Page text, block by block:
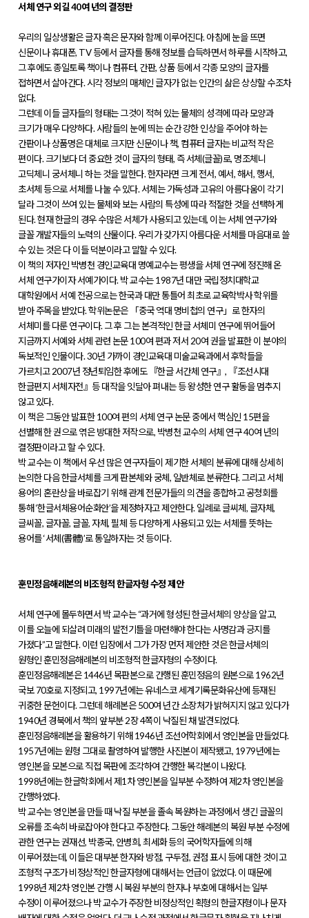
서체 연구 외길 40여 년의 결정판
우리의 일상생활은 글자 혹은 문자와 함께 이루어진다. 아침에 눈을 뜨면
신문이나 휴대폰, TV 등에서 글자를 통해 정보를 습득하면서 하루를 시작하고,
그 후에도 종일토록 책이나 컴퓨터, 간판, 상품 등에서 각종 모양의 글자를
접하면서 살아간다. 시각 정보의 매체인 글자가 없는 인간의 삶은 상상할 수조차
없다.
그런데 이들 글자들의 형태는 그것이 적혀 있는 물체의 성격에 따라 모양과
크기가 매우 다양하다. 사람들의 눈에 띄는 순간 강한 인상을 주어야 하는
간판이나 상품명은 대체로 크지만 신문이나 책, 컴퓨터 글자는 비교적 작은
편이다. 크기보다 더 중요한 것이 글자의 형태, 즉 서체(글꼴)로, 명조체니
고딕체니 궁서체니 하는 것을 말한다. 한자라면 크게 전서, 예서, 해서, 행서,
초서체 등으로 서체를 나눌 수 있다. 서체는 가독성과 고유의 아름다움이 각기
달라 그것이 쓰여 있는 물체와 보는 사람의 특성에 따라 적절한 것을 선택하게
된다. 현재 한글의 경우 수많은 서체가 사용되고 있는데, 이는 서체 연구가와
글꼴 개발자들의 노력의 산물이다. 우리가 갖가지 아름다운 서체를 마음대로 쓸
수 있는 것은 다 이들 덕분이라고 말할 수 있다.
이 책의 저자인 박병천 경인교육대 명예교수는 평생을 서체 연구에 정진해 온
서체 연구가이자 서예가이다. 박 교수는 1987년 대만 국립정치대학교
대학원에서 서예 전공으로는 한국과 대만 통틀어 최초로 교육학박사 학위를
받아 주목을 받았다. 학위논문은 「중국 역대 명비첩의 연구」로 한자의
서체미를 다룬 연구이다. 그 후 그는 본격적인 한글 서체미 연구에 뛰어들어
지금까지 서예와 서체 관련 논문 100여 편과 저서 20여 권을 발표한 이 분야의
독보적인 인물이다. 30년 가까이 경인교육대 미술교육과에서 후학들을
가르치고 2007년 정년퇴임한 후에도 『한글 서간체 연구』, 『조선시대
한글편지 서체자전』등 대작을 잇달아 펴내는 등 왕성한 연구 활동을 멈추지
않고 있다.
이 책은 그동안 발표한 100여 편의 서체 연구 논문 중에서 핵심인 15편을
선별해 한 권으로 엮은 방대한 저작으로, 박병천 교수의 서체 연구 40여 년의
결정판이라고 할 수 있다.
박 교수는 이 책에서 우선 많은 연구자들이 제기한 서체의 분류에 대해 상세히
논의한 다음 한글서체를 크게 판본체와 궁체, 일반체로 분류한다. 그리고 서체
용어의 혼란상을 바로잡기 위해 관계 전문가들의 의견을 종합하고 공청회를
통해 ‘한글서체용어순화안’을 제정하자고 제안한다. 일례로 글씨체, 글자체,
글씨꼴, 글자꼴, 글꼴, 자체, 필체 등 다양하게 사용되고 있는 서체를 뜻하는
용어를 ‘서체(書體)’로 통일하자는 것 등이다.
훈민정음해례본의 비조형적 한글자형 수정 제안
서체 연구에 몰두하면서 박 교수는 “과거에 형성된 한글서체의 양상을 알고,
이를 오늘에 되살려 미래의 발전기틀을 마련해야 한다는 사명감과 긍지를
가졌다”고 말한다. 이런 입장에서 그가 가장 먼저 제안한 것은 한글서체의
원형인 훈민정음해례본의 비조형적 한글자형의 수정이다.
훈민정음해례본은 1446년 목판본으로 간행된 훈민정음의 원본으로 1962년
국보 70호로 지정되고, 1997년에는 유네스코 세계기록문화유산에 등재된
귀중한 문헌이다. 그런데 해례본은 500여 년간 소장처가 밝혀지지 않고 있다가
1940년 경북에서 책의 앞부분 2장 4쪽이 낙질된 채 발견되었다.
훈민정음해례본을 활용하기 위해 1946년 조선어학회에서 영인본을 만들었다.
1957년에는 원형 그대로 촬영하여 발행한 사진본이 제작됐고, 1979년에는
영인본을 모본으로 직접 목판에 조각하여 간행한 복각본이 나왔다.
1998년에는 한글학회에서 제1차 영인본을 일부분 수정하여 제2차 영인본을
간행하였다.
박 교수는 영인본을 만들 때 낙질 부분을 졸속 복원하는 과정에서 생긴 글꼴의
오류를 조속히 바로잡아야 한다고 주장한다. 그동안 해례본의 복원 부분 수정에
관한 연구는 권재선, 박종국, 안병희, 최세화 등의 국어학자들에 의해
이루어졌는데, 이들은 대부분 한자와 방점, 구두점, 권점 표시 등에 대한 것이고
조형적 구조가 비정상적인 한글자형에 대해서는 언급이 없었다. 이 때문에
1998년 제2차 영인본 간행 시 복원 부분의 한자나 부호에 대해서는 일부
수정이 이루어졌으나 박 교수가 주장한 비정상적인 획형의 한글자형이나 문자